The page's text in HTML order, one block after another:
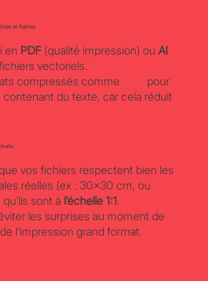
et fiables
en PDF (qualité impression) ouAI
vectoriels.
compressés comme
pour
du texte, car cela réduit
vos fichiers respectent bien les
réelles (ex : 30x30 cm, ou
sont à l’échelle 1:1.
les surprises au moment de
l’impression grand format.